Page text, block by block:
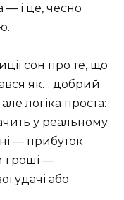
— і це, чесно
сон про те, що
як… добрий
логіка проста:
у реальному
— прибуток
гроші —
удачі або